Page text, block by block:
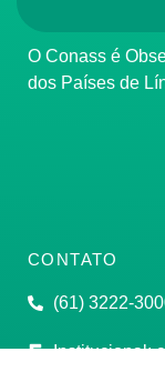
O Conass é Observador Consultivo da Comunidade
dos Países de
CONTATO
(61) 3222-
Institucional: